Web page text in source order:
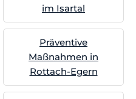
im Isartal
Präventive
Maßnahmen in
Rottach-Egern